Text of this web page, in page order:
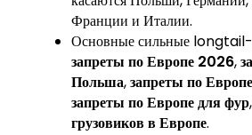
Франции и Италии.
Основные сильные longtail-
запреты по Европе 2026,
Польша,запреты по
запреты по Европе для фур,
грузовиков в Европе.